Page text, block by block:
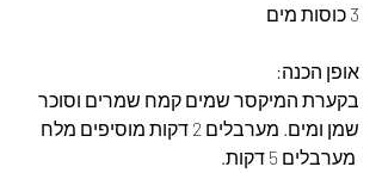
3 כוסות מים
אופן הכנה:
בקערת המיקסר שמים קמח שמרים וסוכר
שמן ומים. מערבלים 2 דקות מוסיפים מלח